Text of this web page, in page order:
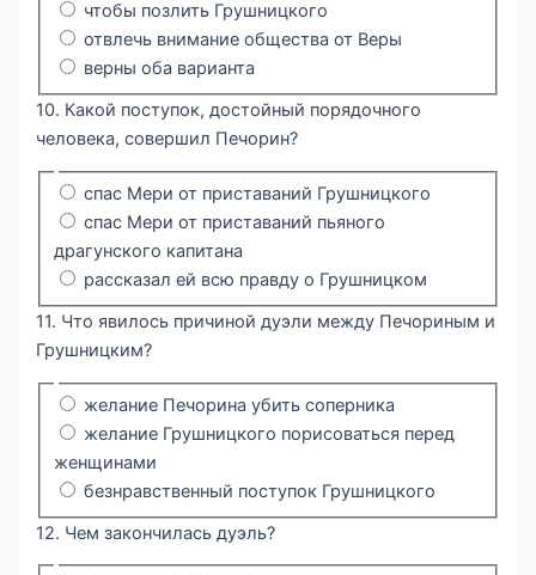
чтобы позлить Грушницкого
отвлечь внимание общества от Веры
верны оба варианта
10. Какой поступок, достойный порядочного
человека, совершил Печорин?
спас Мери от приставаний Грушницкого
спас Мери от приставаний пьяного
драгунского капитана
рассказал ей всю правду о Грушницком
11. Что явилось причиной дуэли между Печориным и
Грушницким?
желание Печорина убить соперника
желание Грушницкого порисоваться перед
женщинами
безнравственный поступок Грушницкого
12. Чем закончилась дуэль?